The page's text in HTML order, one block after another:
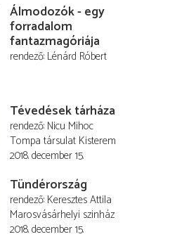
Álmodozók - egy
forradalom
fantazmagóriája
rendező Lénárd Róbert
Tévedések tárháza
rendező Nicu Mihoc
Tompa társulat Kisterem
2018. december 15.
Tündérország
rendező Keresztes Attila
Marosvásárhelyi szinház
2018. december 15.